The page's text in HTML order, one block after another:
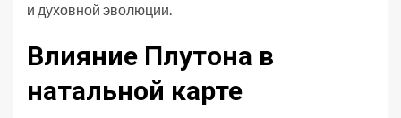
и духовной эволюции.
Влияние Плутона в
натальной карте